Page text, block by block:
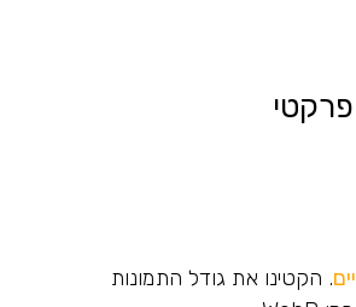
. הקטינו את גודל התמונות